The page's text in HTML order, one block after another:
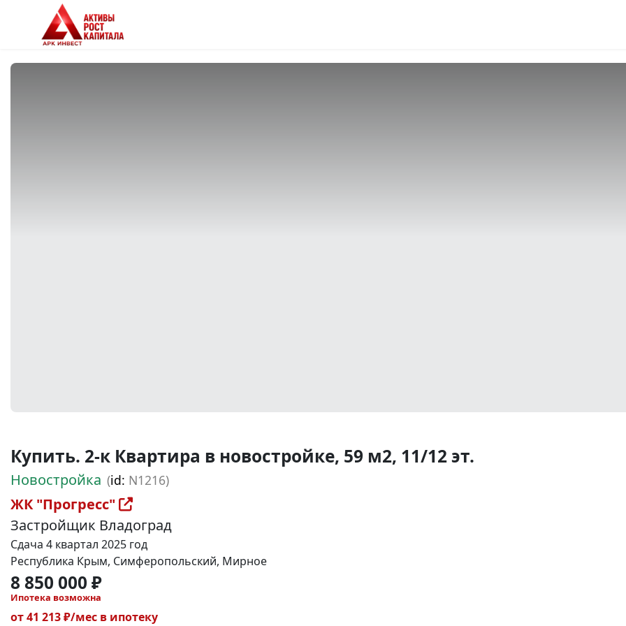
Купить. 2-к Квартира в новостройке, 59 м2, 11/12 эт.
Новостройка (id: N1216)
ЖК "Прогресс"
Застройщик Владоград
Сдача 4 квартал 2025 год
Республика Крым, Симферопольский, Мирное
8 850 000 ₽
Ипотека возможна
от 41 213 ₽/мес в ипотеку